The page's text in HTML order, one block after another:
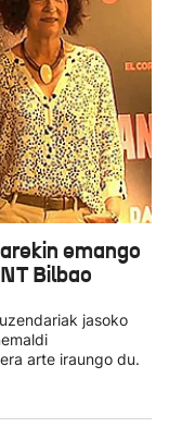
emango
Bilbao
jasoko
arte iraungo du.